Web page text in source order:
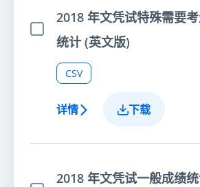
选择项目
2018 年文凭试特殊需要
统计 (英文版)
CSV
详情 下载
2018 年文凭试一般成绩